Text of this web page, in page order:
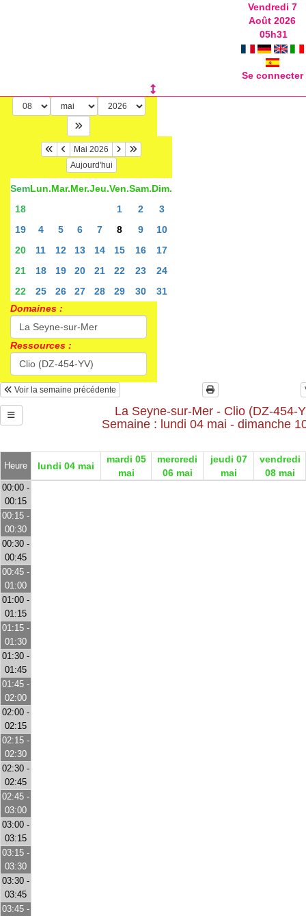
Vendredi 7
Août 2026
05h31
Se connecter
Mai 2026
Aujourd'hui
SemLun.Mar.Mer.Jeu.Ven.Sam.Dim.
18
1 2
3
19
4 5 6 7 8 9
10
20
11 12 13 14 15 16
17
21
18 19 20 21 22 23
24
22
25 26 27 28 29 30
31
Domaines :
Ressources :
Voir la semaine précédente
La Seyne-sur-Mer - Clio (DZ-454-
Semaine : lundi 04 mai - dimanche
Heure lundi 04 mai
mardi 05
mai
mercredi
06 mai
jeudi 07
mai
vendredi
08 mai
00:00 -
00:15
00:15 -
00:30
00:30 -
00:45
00:45 -
01:00
01:00 -
01:15
01:15 -
01:30
01:30 -
01:45
01:45 -
02:00
02:00 -
02:15
02:15 -
02:30
02:30 -
02:45
02:45 -
03:00
03:00 -
03:15
03:15 -
03:30
03:30 -
03:45
03:45 -